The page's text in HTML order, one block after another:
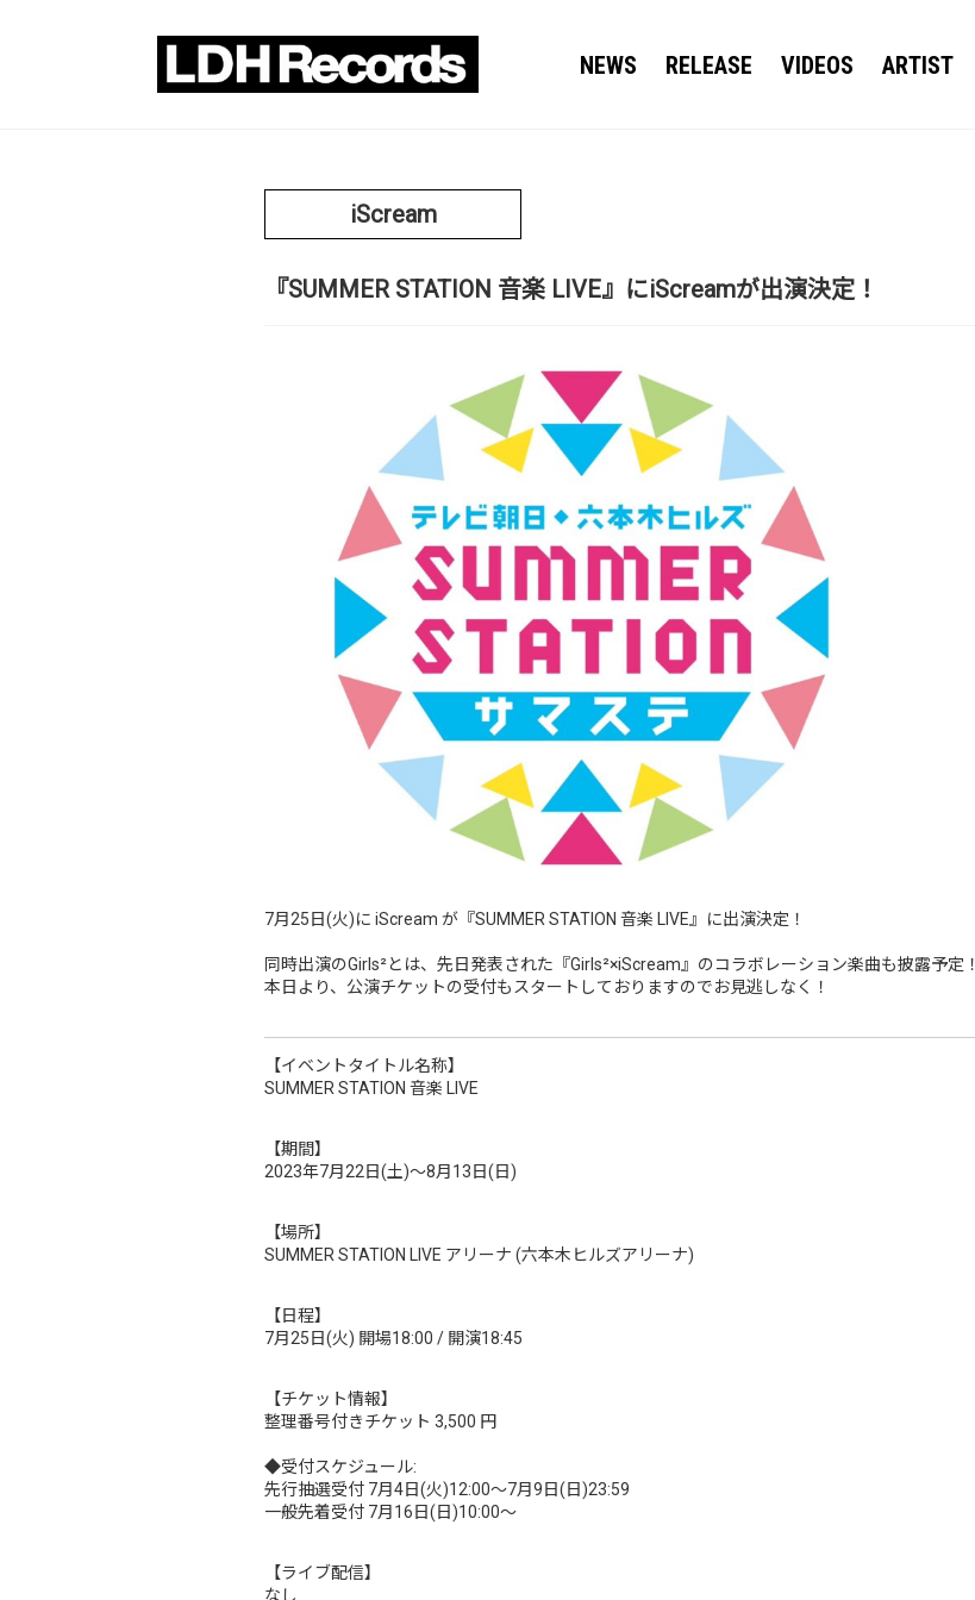
NEWS RELEASE VIDEOS ARTIST
iScream
『SUMMER STATION 音楽 LIVE』にiScreamが出演決定！
7月25日(火)に iScream が『SUMMER STATION 音楽 LIVE』に出演決定！
同時出演のGirls²とは、先日発表された『Girls²×iScream』のコラボレーション楽曲も披露予定！
本日より、公演チケットの受付もスタートしておりますのでお見逃しなく！
【イベントタイトル名称】
SUMMER STATION 音楽 LIVE
【期間】
2023年7月22日(土)〜8月13日(日)
【場所】
SUMMER STATION LIVE アリーナ (六本木ヒルズアリーナ)
【日程】
7月25日(火) 開場18:00 / 開演18:45
【チケット情報】
整理番号付きチケット 3,500 円
◆受付スケジュール:
先行抽選受付 7月4日(火)12:00〜7月9日(日)23:59
一般先着受付 7月16日(日)10:00〜
【ライブ配信】
なし